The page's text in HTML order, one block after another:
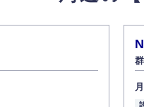
個人情報開示の請求があった場
誤りがあり、ご本人から訂正・
教育
報の取り扱いについての重要性